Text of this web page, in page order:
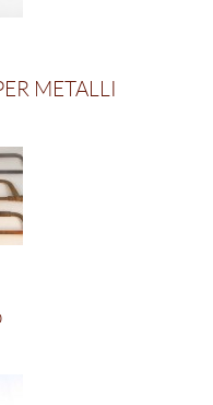
METALLI